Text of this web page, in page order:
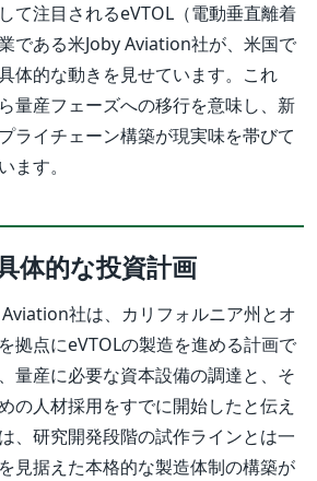
て注目されるeVTOL（電動垂直離着
である米Joby Aviation社が、米国で
体的な動きを見せています。これ
量産フェーズへの移行を意味し、新
ライチェーン構築が現実味を帯びて
ます。
体的な投資計画
社は、カリフォルニア州とオ
拠点にeVTOLの製造を進める計画で
量産に必要な資本設備の調達と、そ
の人材採用をすでに開始したと伝え
、研究開発段階の試作ラインとは一
見据えた本格的な製造体制の構築が